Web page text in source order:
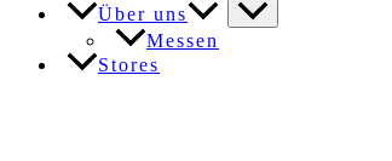
Über uns
Messen
Stores